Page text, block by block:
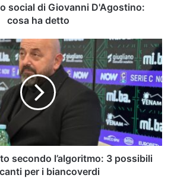
social di Giovanni D'Agostino:
cosa ha detto
secondo l’algoritmo: 3 possibili
per i biancoverdi